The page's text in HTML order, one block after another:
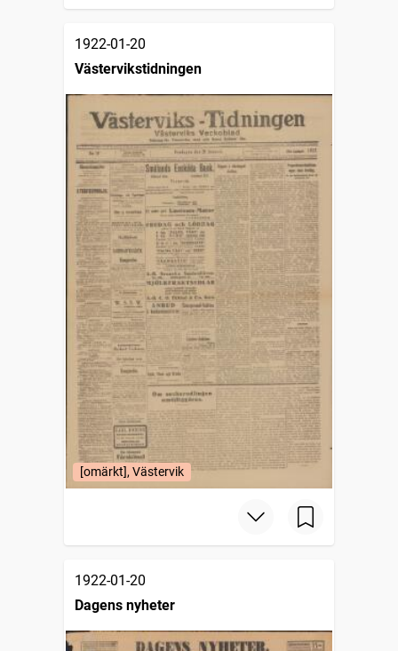
1922-01-20
Västervikstidningen
[omärkt], Västervik
1922-01-20
Dagens nyheter